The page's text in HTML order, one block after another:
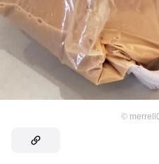
©